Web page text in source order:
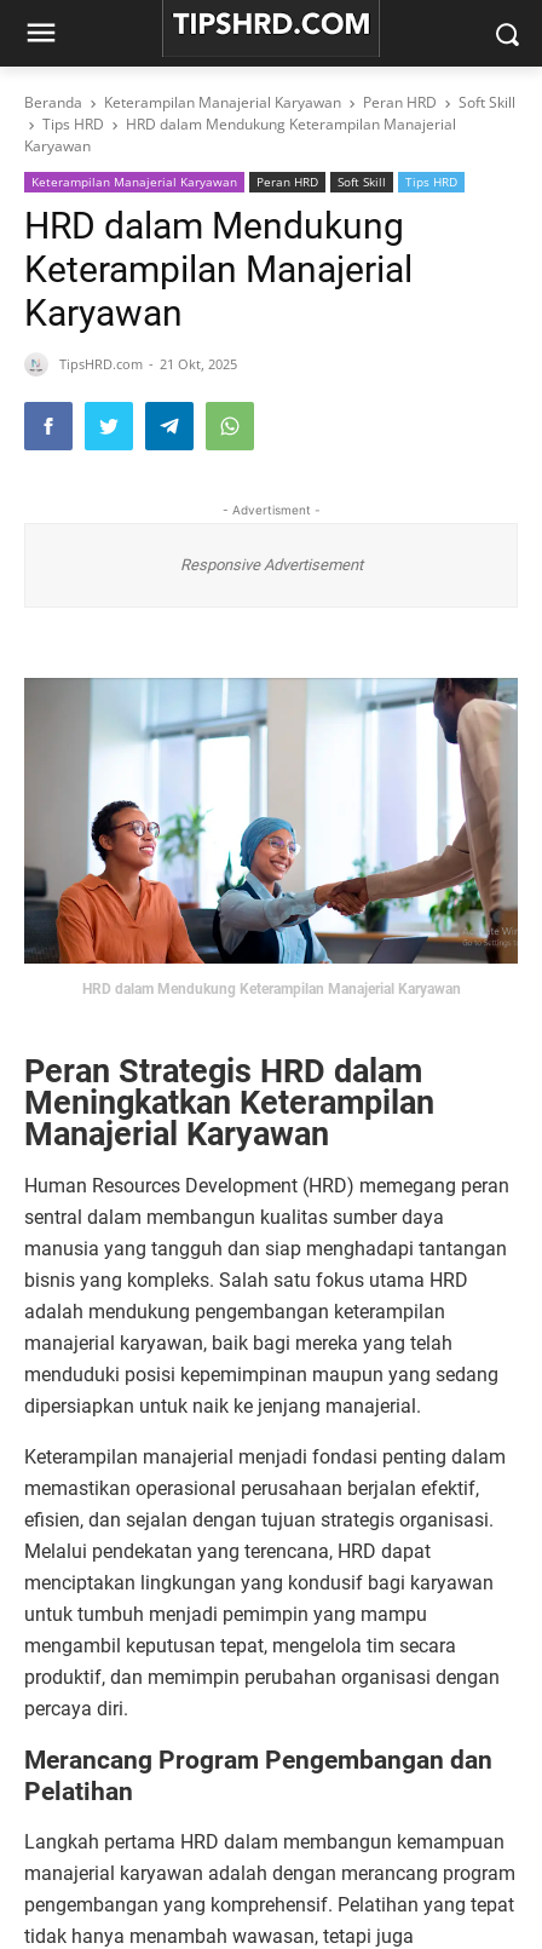
Beranda Keterampilan Manajerial Karyawan Peran HRD
Soft Skill
Tips HRD
HRD dalam Mendukung Keterampilan Manajerial
Karyawan
Keterampilan Manajerial Karyawan Peran HRD Soft Skill Tips HRD
HRD dalam Mendukung
Keterampilan Manajerial
Karyawan
TipsHRD.com 21 Okt, 2025
- Advertisment -
Responsive Advertisement
HRD dalam Mendukung Keterampilan Manajerial Karyawan
Peran Strategis HRD dalam
Meningkatkan Keterampilan
Manajerial Karyawan
Human Resources Development (HRD) memegang peran
sentral dalam membangun kualitas sumber daya
manusia yang tangguh dan siap menghadapi tantangan
bisnis yang kompleks. Salah satu fokus utama HRD
adalah mendukung pengembangan keterampilan
manajerial karyawan, baik bagi mereka yang telah
menduduki posisi kepemimpinan maupun yang sedang
dipersiapkan untuk naik ke jenjang manajerial.
Keterampilan manajerial menjadi fondasi penting dalam
memastikan operasional perusahaan berjalan efektif,
efisien, dan sejalan dengan tujuan strategis organisasi.
Melalui pendekatan yang terencana, HRD dapat
menciptakan lingkungan yang kondusif bagi karyawan
untuk tumbuh menjadi pemimpin yang mampu
mengambil keputusan tepat, mengelola tim secara
produktif, dan memimpin perubahan organisasi dengan
percaya diri.
Merancang Program Pengembangan dan
Pelatihan
Langkah pertama HRD dalam membangun kemampuan
manajerial karyawan adalah dengan merancang program
pengembangan yang komprehensif. Pelatihan yang tepat
tidak hanya menambah wawasan, tetapi juga